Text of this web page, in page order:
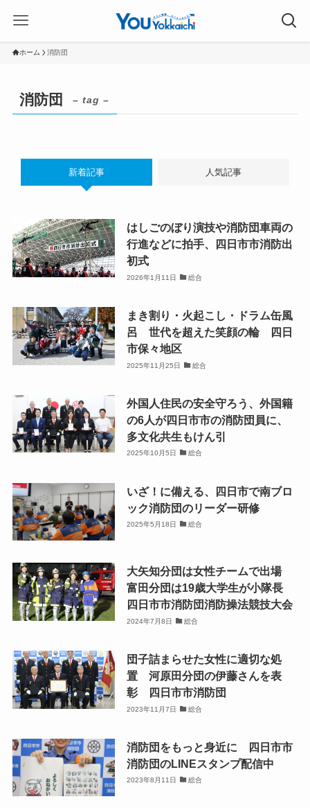
ホーム 消防団
消防団 – tag –
新着記事 人気記事
はしごのぼり演技や消防団車両の
行進などに拍手、四日市市消防出
初式
2026年1月11日 総合
まき割り・火起こし・ドラム缶風
呂 世代を超えた笑顔の輪 四日
市保々地区
2025年11月25日 総合
外国人住民の安全守ろう、外国籍
の6人が四日市市の消防団員に、
多文化共生もけん引
2025年10月5日 総合
いざ！に備える、四日市で南ブロ
ック消防団のリーダー研修
2025年5月18日 総合
大矢知分団は女性チームで出場
富田分団は19歳大学生が小隊長
四日市市消防団消防操法競技大会
2024年7月8日 総合
団子詰まらせた女性に適切な処
置 河原田分団の伊藤さんを表
彰 四日市市消防団
2023年11月7日 総合
消防団をもっと身近に 四日市市
消防団のLINEスタンプ配信中
2023年8月11日 総合